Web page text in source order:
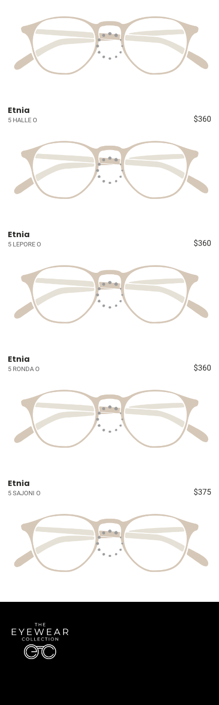
Etnia
5 HALLE O $360
Etnia
5 LEPORE O $360
Etnia
5 RONDA O $360
Etnia
5 SAJONI O $375